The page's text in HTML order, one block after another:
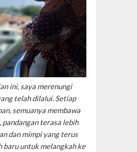
ini, saya merenungi
telah dilalui. Setiap
semuanya membawa
terasa lebih
dan mimpi yang terus
baru untuk melangkah ke